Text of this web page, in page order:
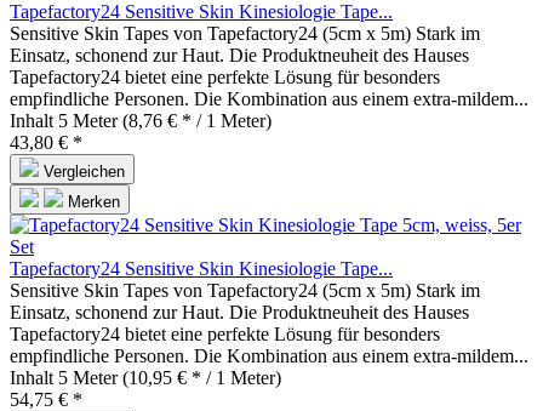
Tapefactory24 Sensitive Skin Kinesiologie Tape...
Sensitive Skin Tapes von Tapefactory24 (5cm x 5m) Stark im
Einsatz, schonend zur Haut. Die Produktneuheit des Hauses
Tapefactory24 bietet eine perfekte Lösung für besonders
empfindliche Personen. Die Kombination aus einem extra-mildem...
Inhalt 5 Meter(8,76 € * / 1 Meter)
43,80 € *
Vergleichen
Merken
Tapefactory24 Sensitive Skin Kinesiologie Tape...
Sensitive Skin Tapes von Tapefactory24 (5cm x 5m) Stark im
Einsatz, schonend zur Haut. Die Produktneuheit des Hauses
Tapefactory24 bietet eine perfekte Lösung für besonders
empfindliche Personen. Die Kombination aus einem extra-mildem...
Inhalt 5 Meter(10,95 € * / 1 Meter)
54,75 € *